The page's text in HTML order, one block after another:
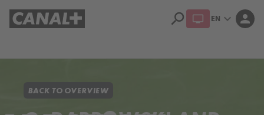
search EN expand_more person
BACK TO OVERVIEW